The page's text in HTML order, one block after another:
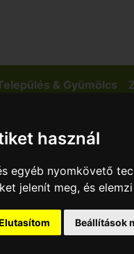
használ
egyéb nyomkövető
jelenít meg, és
Beállítások
& Gyümölcs